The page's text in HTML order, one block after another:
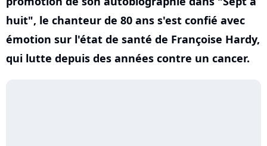
huit", le chanteur de 80 ans s'est confié avec
émotion sur l'état de santé de Françoise Hardy,
qui lutte depuis des années contre un cancer.